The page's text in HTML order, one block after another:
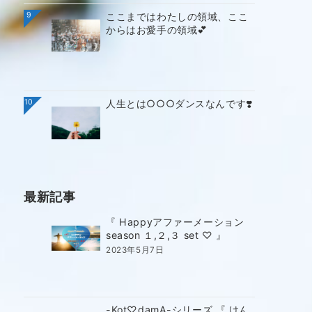
9
ここまではわたしの領域、ここ
からはお愛手の領域💕
10 人生とは○○○ダンスなんです❣️
最新記事
『 Happyアファーメーション
season １,２,３ set ♡ 』
2023年5月7日
-Kot♡damA-シリーズ 『 けん